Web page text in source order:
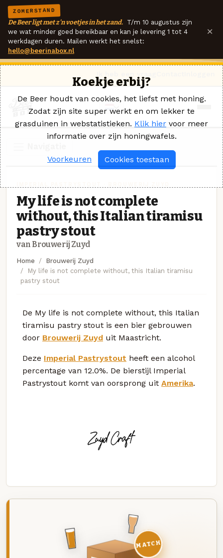
ZOMERSTAND
De Beer ligt met z'n voetjes in het zand. T/m 10 augustus zijn
we wat minder goed bereikbaar en kan je levering 1 tot 4
werkdagen duren. Mailen werkt het snelst:
hello@beerinabox.nl
×
My life is not complete
without, this Italian tiramisu
pastry stout
van Brouwerij Zuyd
Home
Brouwerij Zuyd
My life is not complete without, this Italian tiramisu
pastry stout
De My life is not complete without, this Italian
tiramisu pastry stout is een bier gebrouwen
door Brouwerij Zuyd uit Maastricht.
Deze Imperial Pastrystout heeft een alcohol
percentage van 12.0%. De bierstijl Imperial
Pastrystout komt van oorsprong uit Amerika.
MATCH
Koekje erbij?
De Beer houdt van cookies, het liefst met honing.
Zodat zijn site super werkt en om lekker te
grasduinen in webstatistieken. Klik hier voor meer
informatie over zijn honingwafels.
Voorkeuren Cookies toestaan